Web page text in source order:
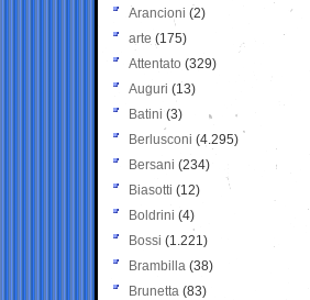
Arancioni (2)
arte (175)
Attentato (329)
Auguri (13)
Batini (3)
Berlusconi (4.295)
Bersani (234)
Biasotti (12)
Boldrini (4)
Bossi (1.221)
Brambilla (38)
Brunetta (83)